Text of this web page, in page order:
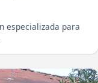
especializada para